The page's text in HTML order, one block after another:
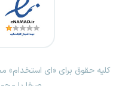
کلیه حقوق برای «ای استخدام»